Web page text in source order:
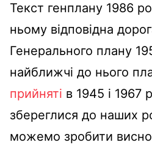
Текст генплану 1986
ньому відповідна
Генерального плану
найближчі до нього
прийняті в 1945 і 1967
збереглися до наших
можемо зробити